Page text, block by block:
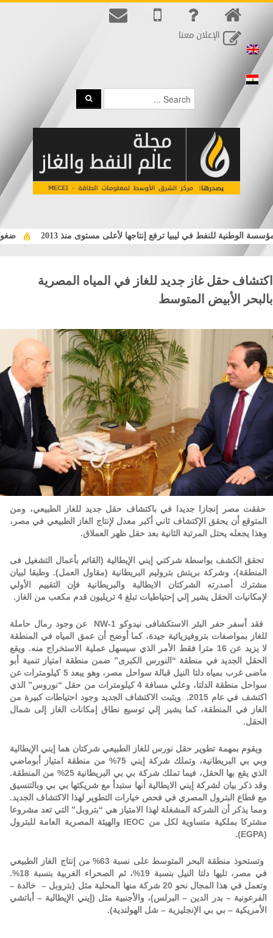
الإعلان معنا
ضغوط الوطنية للنفط في ليبيا ترفع إنتاجها لأعلى مستوى منذ 2013
اكتشاف حقل غاز جديد للغاز في المياه المصرية
بالبحر الأبيض المتوسط
حققت مصر إنجازا جديدا في باكتشاف حقل جديد للغاز الطبيعي، ومن
المتوقع أن يحقق الإكتشاف ثاني أكبر معدل لإنتاج الغاز الطبيعي في مصر،
وهذا يجعله يحتل المرتبة الثانية بعد حقل ظهر العملاق.
تحقق الكشف بواسطة شركتي إيني الإيطالية (القائم بأعمال التشغيل فى
المنطقة)، وشركة بريتش بتروليم البريطانية (مقاول العمل). وطبقا لبيان
مشترك أصدرته الشركتان الايطالية والبريطانية فإن التقييم الأولي
لإمكانيات الحقل يشير إلي إحتياطيات تبلغ 4 تريليون قدم مكعب من الغاز
.
فقد أسفر حفر البئر الاستكشافى نيدوكو
عن وجود رمال حاملة
للغاز بمواصفات بتروفيزيائية جيدة، كما أوضح أن عمق المياه في المنطقة
لا يزيد عن 16 مترا فقط الأمر الذي سيسهل عملية الاستخراج منه. ويقع
الحقل الجديد في منطقة “النورس الكبرى” ضمن منطقة امتياز تنمية أبو
ماضى غرب بمياه دلتا النيل قبالة سواحل مصر، وهو يبعد 5 كيلومترات عن
سواحل منطقة الدلتا، وعلي مسافة 4 كيلومترات من حقل “نوروس” الذي
اكتشف في عام 2015
.
ويثبت الاكتشاف الجديد وجود احتياطات كبيرة من
الغاز في المنطقة، كما يشير إلي توسيع نطاق إمكانات الغاز إلى شمال
الحقل.
ويقوم بمهمة تطوير حقل نورس للغاز الطبيعي شركتان هما إيني الإيطالية
وبي بي البريطانية، وتملك شركة إيني 75% من منطقة امتياز أبوماضي
الذي يقع بها الحقل، فيما تملك شركة بي بي البريطانية 25% من المنطقة.
وقد ذكر بيان لشركة إيني الايطالية أنها ستبدأ مع شريكتها بي بي وبالتنسيق
مع قطاع البترول المصري في فحص خيارات التطوير لهذا الاكتشاف الجديد.
ومما يذكر أن الشركة المشغلة لهذا الامتياز هي “بتروبل” التي تعد مشروعا
مشتركا بملكية متساوية لكل من
والهيئة المصرية العامة للبترول
(
EGPA
)
.
وتستحوذ منطقة البحر المتوسط على نسبة 63% من إنتاج الغاز الطبيعي
في مصر، تليها دلتا النيل بنسبة 19%، ثم الصحراء الغربية بنسبة 18%.
وتعمل في هذا المجال نحو 20 شركة منها المحلية مثل (بتروبل – خالدة –
الفرعونية – بدر الدين – البرلس)، والأجنبية مثل (إيني الإيطالية – أباتشي
الأمريكية – بي بي الإنجليزية – شل الهولندية).